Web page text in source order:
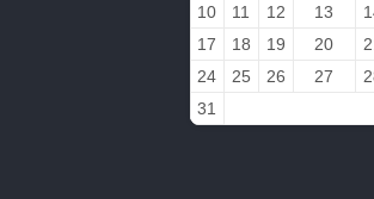
10 11 12 13
17
18 19 20
24
25 26 27
31